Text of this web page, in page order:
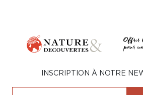
INSCRIPTION À NOTRE